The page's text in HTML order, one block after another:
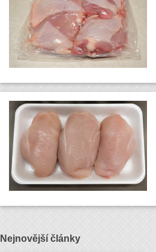
Nejnovější články